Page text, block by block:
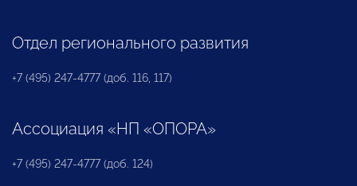
Отдел регионального развития
+7 (495) 247-4777 (доб. 116, 117)
Ассоциация «НП «ОПОРА»
+7 (495) 247-4777 (доб. 124)